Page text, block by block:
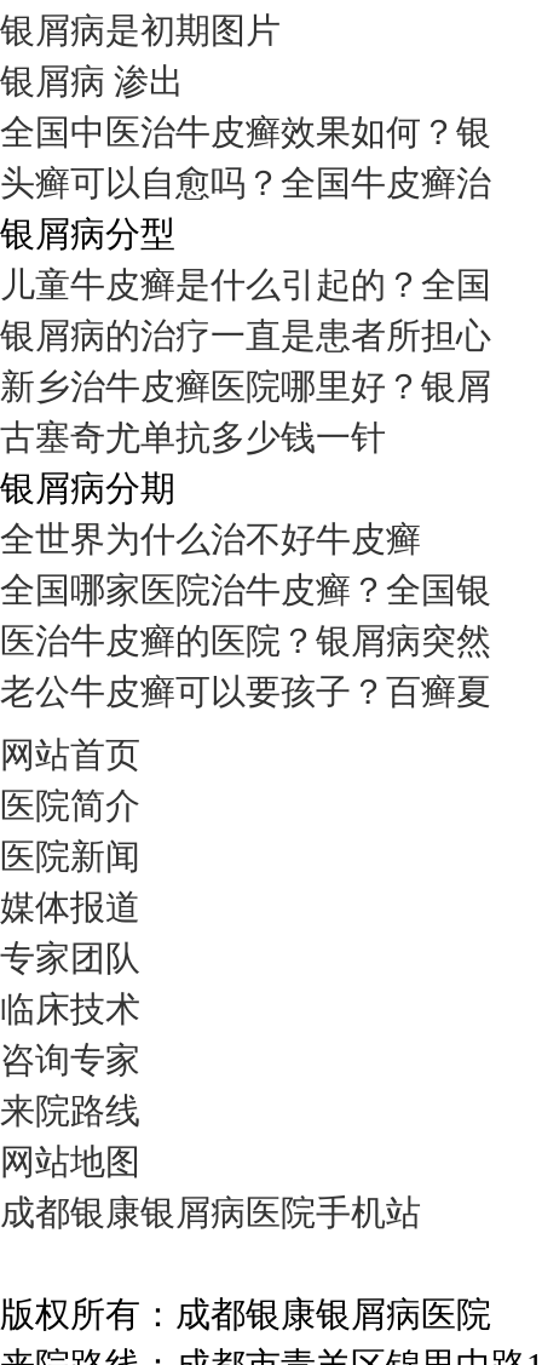
银屑病是初期图片
银屑病 渗出
全国中医治牛皮癣效果如何？银
头癣可以自愈吗？全国牛皮癣治
银屑病分型
儿童牛皮癣是什么引起的？全国
银屑病的治疗一直是患者所担心
新乡治牛皮癣医院哪里好？银屑
古塞奇尤单抗多少钱一针
银屑病分期
全世界为什么治不好牛皮癣
全国哪家医院治牛皮癣？全国银
医治牛皮癣的医院？银屑病突然
老公牛皮癣可以要孩子？百癣夏
网站首页
医院简介
医院新闻
媒体报道
专家团队
临床技术
咨询专家
来院路线
网站地图
成都银康银屑病医院手机站
版权所有：成都银康银屑病医院